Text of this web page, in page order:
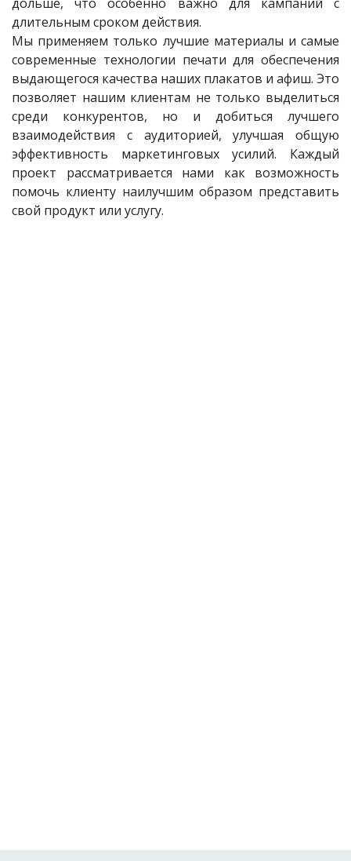
длительным сроком действия.
Мы применяем только лучшие материалы и самые
современные технологии печати для обеспечения
выдающегося качества наших плакатов и афиш. Это
позволяет нашим клиентам не только выделиться
среди конкурентов, но и добиться лучшего
взаимодействия с аудиторией, улучшая общую
эффективность маркетинговых усилий. Каждый
проект рассматривается нами как возможность
помочь клиенту наилучшим образом представить
свой продукт или услугу.